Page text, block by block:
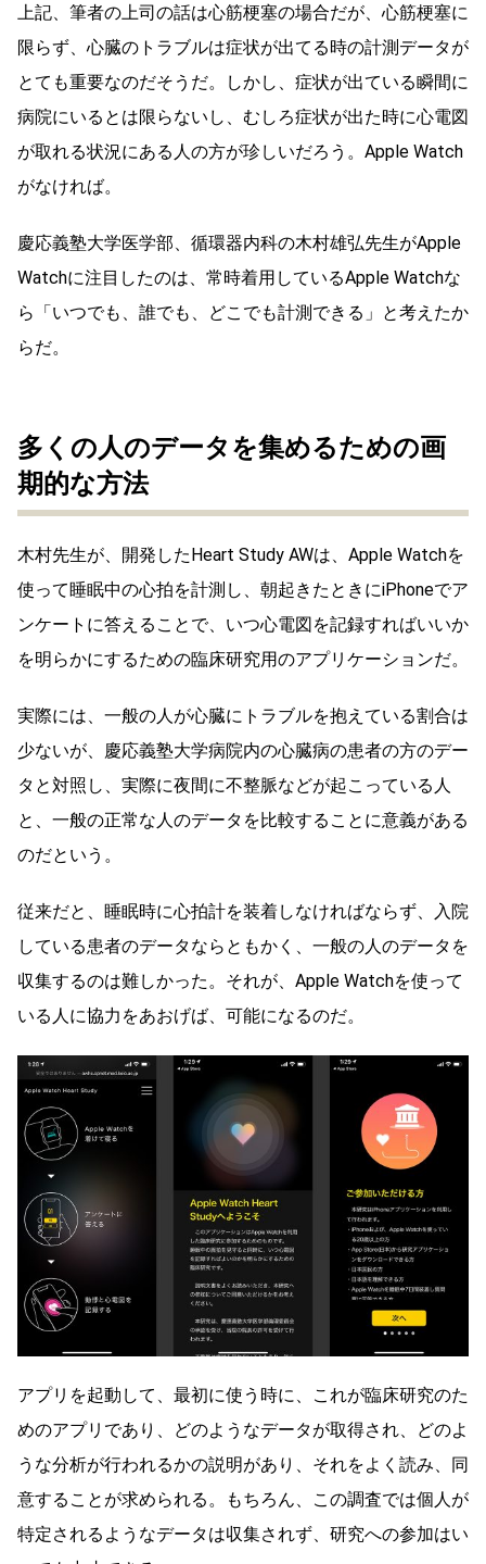
上記、筆者の上司の話は心筋梗塞の場合だが、心筋梗塞に
限らず、心臓のトラブルは症状が出てる時の計測データが
とても重要なのだそうだ。しかし、症状が出ている瞬間に
病院にいるとは限らないし、むしろ症状が出た時に心電図
が取れる状況にある人の方が珍しいだろう。Apple Watch
がなければ。
慶応義塾大学医学部、循環器内科の木村雄弘先生がApple
Watchに注目したのは、常時着用しているApple Watchな
ら「いつでも、誰でも、どこでも計測できる」と考えたか
らだ。
多くの人のデータを集めるための画
期的な方法
木村先生が、開発したHeart Study AWは、Apple Watchを
使って睡眠中の心拍を計測し、朝起きたときにiPhoneでア
ンケートに答えることで、いつ心電図を記録すればいいか
を明らかにするための臨床研究用のアプリケーションだ。
実際には、一般の人が心臓にトラブルを抱えている割合は
少ないが、慶応義塾大学病院内の心臓病の患者の方のデー
タと対照し、実際に夜間に不整脈などが起こっている人
と、一般の正常な人のデータを比較することに意義がある
のだという。
従来だと、睡眠時に心拍計を装着しなければならず、入院
している患者のデータならともかく、一般の人のデータを
収集するのは難しかった。それが、Apple Watchを使って
いる人に協力をあおげば、可能になるのだ。
アプリを起動して、最初に使う時に、これが臨床研究のた
めのアプリであり、どのようなデータが取得され、どのよ
うな分析が行われるかの説明があり、それをよく読み、同
意することが求められる。もちろん、この調査では個人が
特定されるようなデータは収集されず、研究への参加はい